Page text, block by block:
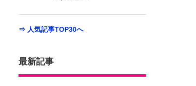
⇒ 人気記事TOP30へ
最新記事